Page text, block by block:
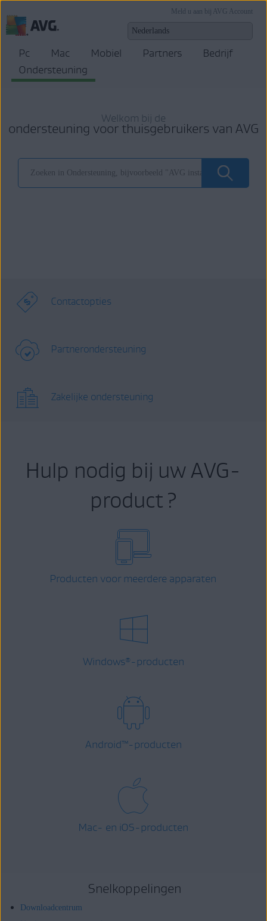
Meld u aan bij AVG Account
Pc Mac Mobiel Partners
Bedrijf
Ondersteuning
Welkom bij de
ondersteuning voor thuisgebruikers van AVG
Contactopties
Partnerondersteuning
Zakelijke ondersteuning
Hulp nodig bij uw AVG-
product ?
Producten voor meerdere apparaten
Windows® -producten
Android™-producten
Mac- en iOS-producten
Snelkoppelingen
Downloadcentrum